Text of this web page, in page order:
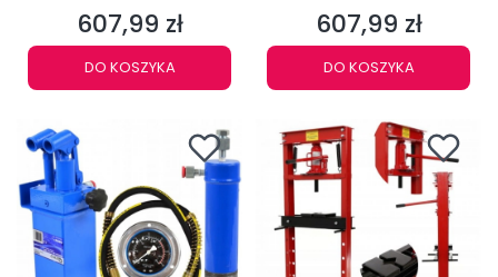
Cena
607,99 zł
DO KOSZYKA
Cena
607,99 zł
DO KOSZYKA